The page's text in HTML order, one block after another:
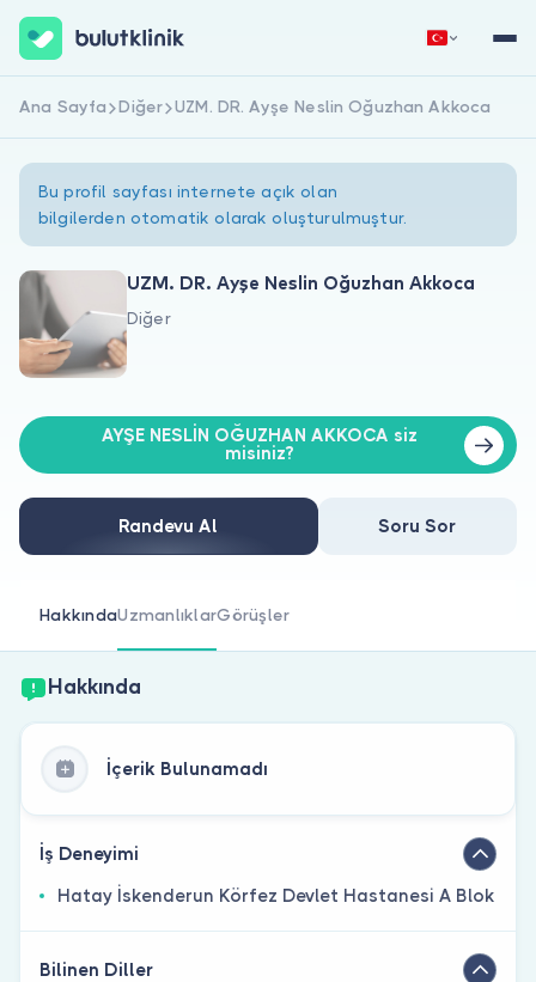
Hakkımızda
Doktorlar için
Doktor musunuz?
Hemen Kaydol Giriş Yap
Ana Sayfa Diğer UZM. DR. Ayşe Neslin Oğuzhan Akkoca
Bu profil sayfası internete açık olan
bilgilerden otomatik olarak oluşturulmuştur.
UZM. DR. Ayşe Neslin Oğuzhan Akkoca
Diğer
AYŞE NESLİN OĞUZHAN AKKOCA siz
misiniz?
Randevu Al Soru Sor
HakkındaUzmanlıklarGörüşler
Hakkında
İçerik Bulunamadı
İş Deneyimi
Hatay İskenderun Körfez Devlet Hastanesi A Blok
Bilinen Diller